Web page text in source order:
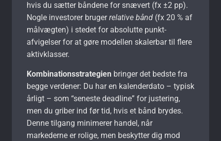
hvis du sætter båndene for snævert (fx ±2 pp).
Nogle investorer brugerrelative bånd (fx 20 % af
målvægten) i stedet for absolutte punkt-
afvigelser for at gøre modellen skalerbar til flere
aktivklasser.
Kombinationsstrategien bringer det bedste fra
begge verdener: Du har en kalenderdato – typisk
årligt – som “seneste deadline” for justering,
men du griber ind før tid, hvis et bånd brydes.
Denne tilgang minimerer handel, når
markederne er rolige, men beskytter dig mod